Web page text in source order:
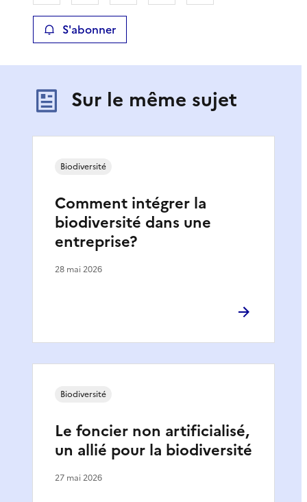
S'abonner
Sur le même sujet
Comment intégrer la
biodiversité dans une
entreprise?
Biodiversité
28 mai 2026
Le foncier non artificialisé,
un allié pour la biodiversité
Biodiversité
27 mai 2026